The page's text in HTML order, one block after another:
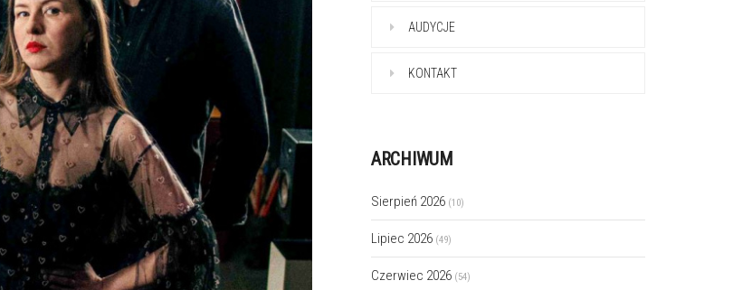
AUDYCJE
KONTAKT
ARCHIWUM
Sierpień 2026 (10)
Lipiec 2026 (49)
Czerwiec 2026 (54)